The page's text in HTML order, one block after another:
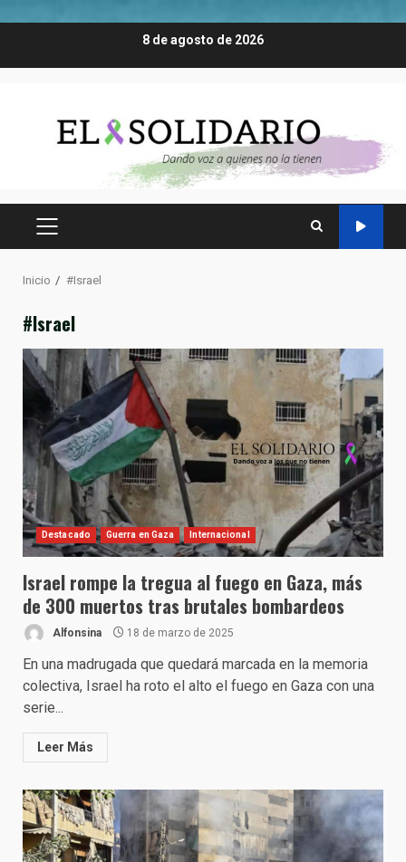
8 de agosto de 2026
MENÚ
Inicio #Israel
#Israel
Destacado Guerra en Gaza Internacional
Israel rompe la tregua al fuego en Gaza, más
de 300 muertos tras brutales bombardeos
Alfonsina 18 de marzo de 2025
En una madrugada que quedará marcada en la memoria
colectiva, Israel ha roto el alto el fuego en Gaza con una
serie...
Leer Más